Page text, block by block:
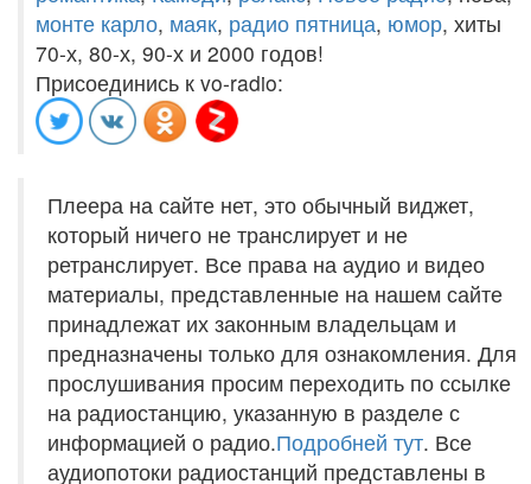
монте карло, маяк, радио пятница, юмор, хиты
70-х, 80-х, 90-х и 2000 годов!
Присоединись к vo-radio:
Плеера на сайте нет, это обычный виджет,
который ничего не транслирует и не
ретранслирует. Все права на аудио и видео
материалы, представленные на нашем сайте
принадлежат их законным владельцам и
предназначены только для ознакомления. Для
прослушивания просим переходить по ссылке
на радиостанцию, указанную в разделе с
информацией о радио.Подробней тут. Все
аудиопотоки радиостанций представлены в